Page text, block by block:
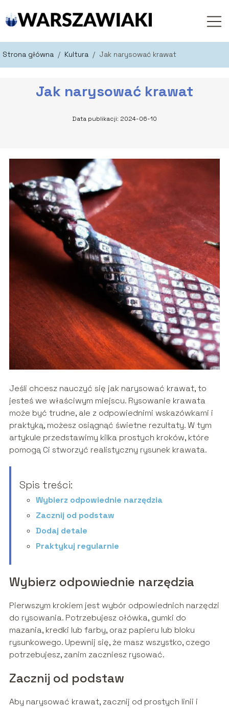
Strona główna / Kultura / Jak narysować krawat
Jak narysować krawat
Data publikacji: 2024-06-10
Jeśli chcesz nauczyć się jak narysować krawat, to
jesteś we właściwym miejscu. Rysowanie krawata
może być trudne, ale z odpowiednimi wskazówkami i
praktyką, możesz osiągnąć świetne rezultaty. W tym
artykule przedstawimy kilka prostych kroków, które
pomogą Ci stworzyć realistyczny rysunek krawata.
Spis treści:
Wybierz odpowiednie narzędzia
Zacznij od podstaw
Dodaj detale
Praktykuj regularnie
Wybierz odpowiednie narzędzia
Pierwszym krokiem jest wybór odpowiednich narzędzi
do rysowania. Potrzebujesz ołówka, gumki do
mazania, kredki lub farby, oraz papieru lub bloku
rysunkowego. Upewnij się, że masz wszystko, czego
potrzebujesz, zanim zaczniesz rysować.
Zacznij od podstaw
Aby narysować krawat, zacznij od prostych linii i